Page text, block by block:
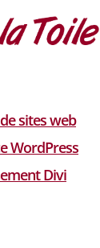
sites web
WordPress
Divi